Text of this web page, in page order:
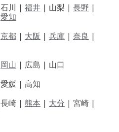
石川 | 福井 | 山梨 | 長野 |
愛知
京都 | 大阪 | 兵庫 | 奈良 |
岡山 | 広島 | 山口
愛媛 | 高知
長崎 | 熊本 | 大分 | 宮崎 |